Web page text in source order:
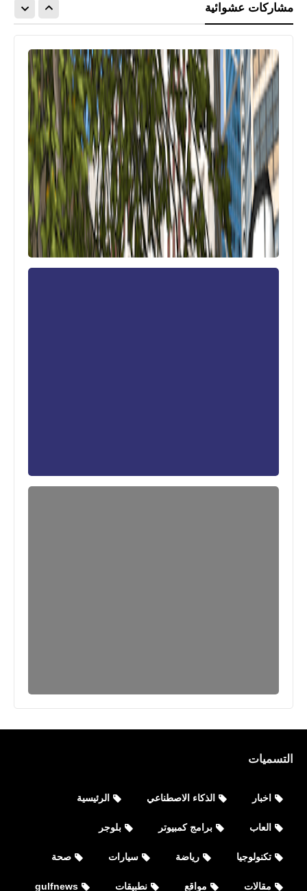
مشاركات عشوائية
الجديدة في متصفح إيدج -Microsoft
التسميات
اخبار الذكاء الاصطناعي الرئيسية
العاب برامج كمبيوتر بلوجر
تكنولوجيا رياضة سيارات صحة
مقالات مواقع نطبيقات gulfnews